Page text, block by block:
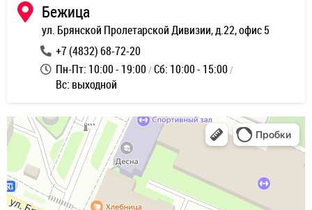
Бежица
ул. Брянской Пролетарской Дивизии, д.22, офис 5
+7 (4832) 68-72-20
Пн-Пт: 10:00 - 19:00 Сб: 10:00 - 15:00
Вс: выходной